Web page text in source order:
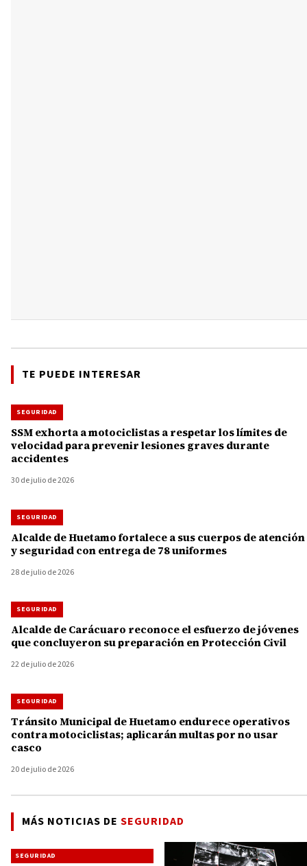
TE PUEDE INTERESAR
SEGURIDAD
SSM exhorta a motociclistas a respetar los límites de
velocidad para prevenir lesiones graves durante
accidentes
30 de julio de 2026
SEGURIDAD
Alcalde de Huetamo fortalece a sus cuerpos de atención
y seguridad con entrega de 78 uniformes
28 de julio de 2026
SEGURIDAD
Alcalde de Carácuaro reconoce el esfuerzo de jóvenes
que concluyeron su preparación en Protección Civil
22 de julio de 2026
SEGURIDAD
Tránsito Municipal de Huetamo endurece operativos
contra motociclistas; aplicarán multas por no usar
casco
20 de julio de 2026
MÁS NOTICIAS DE SEGURIDAD
SEGURIDAD